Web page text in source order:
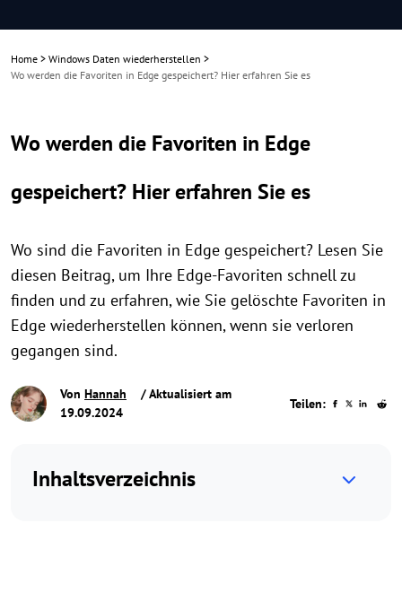
Home > Windows Daten wiederherstellen >
Wo werden die Favoriten in Edge gespeichert? Hier erfahren Sie es
Wo werden die Favoriten in Edge
gespeichert? Hier erfahren Sie es
Wo sind die Favoriten in Edge gespeichert? Lesen Sie
diesen Beitrag, um Ihre Edge-Favoriten schnell zu
finden und zu erfahren, wie Sie gelöschte Favoriten in
Edge wiederherstellen können, wenn sie verloren
gegangen sind.
Von Hannah
/ Aktualisiert am
19.09.2024
Teilen:
Inhaltsverzeichnis